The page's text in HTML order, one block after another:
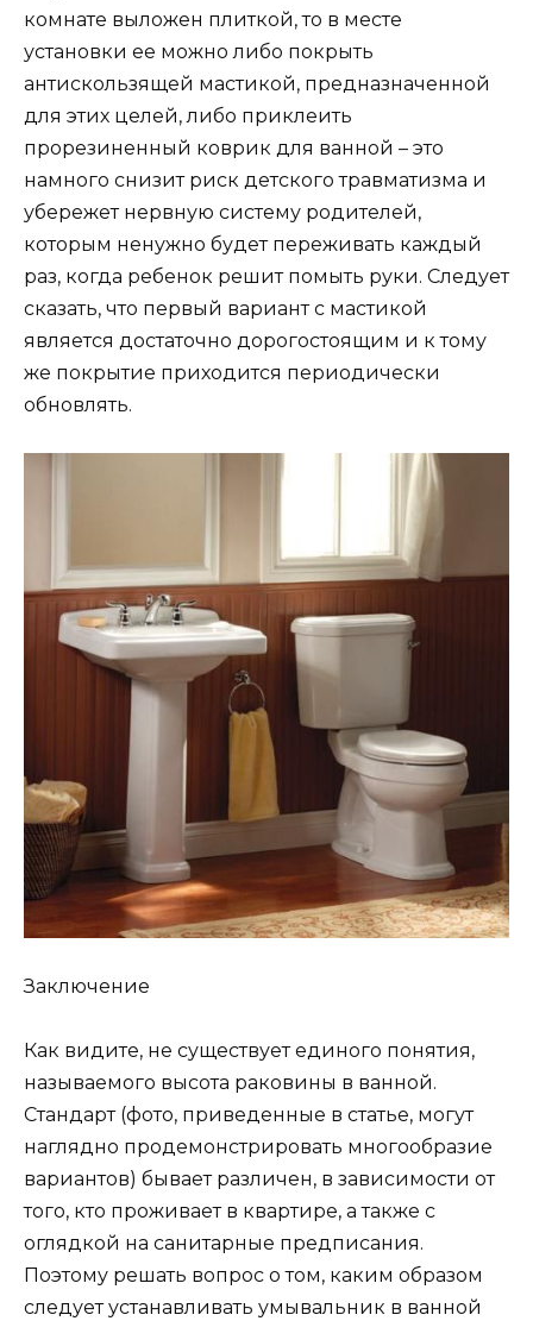
комнате выложен плиткой, то в месте
установки ее можно либо покрыть
антискользящей мастикой, предназначенной
для этих целей, либо приклеить
прорезиненный коврик для ванной – это
намного снизит риск детского травматизма и
убережет нервную систему родителей,
которым ненужно будет переживать каждый
раз, когда ребенок решит помыть руки. Следует
сказать, что первый вариант с мастикой
является достаточно дорогостоящим и к тому
же покрытие приходится периодически
обновлять.
Заключение
Как видите, не существует единого понятия,
называемого высота раковины в ванной.
Стандарт (фото, приведенные в статье, могут
наглядно продемонстрировать многообразие
вариантов) бывает различен, в зависимости от
того, кто проживает в квартире, а также с
оглядкой на санитарные предписания.
Поэтому решать вопрос о том, каким образом
следует устанавливать умывальник в ванной